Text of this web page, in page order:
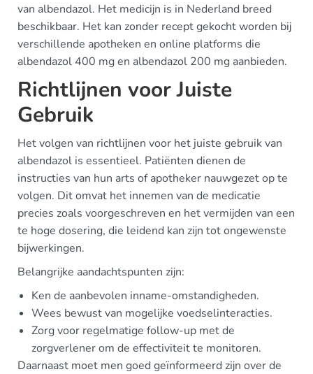
van albendazol. Het medicijn is in Nederland breed
beschikbaar. Het kan zonder recept gekocht worden bij
verschillende apotheken en online platforms die
albendazol 400 mg en albendazol 200 mg aanbieden.
Richtlijnen voor Juiste
Gebruik
Het volgen van richtlijnen voor het juiste gebruik van
albendazol is essentieel. Patiënten dienen de
instructies van hun arts of apotheker nauwgezet op te
volgen. Dit omvat het innemen van de medicatie
precies zoals voorgeschreven en het vermijden van een
te hoge dosering, die leidend kan zijn tot ongewenste
bijwerkingen.
Belangrijke aandachtspunten zijn:
Ken de aanbevolen inname-omstandigheden.
Wees bewust van mogelijke voedselinteracties.
Zorg voor regelmatige follow-up met de
zorgverlener om de effectiviteit te monitoren.
Daarnaast moet men goed geïnformeerd zijn over de